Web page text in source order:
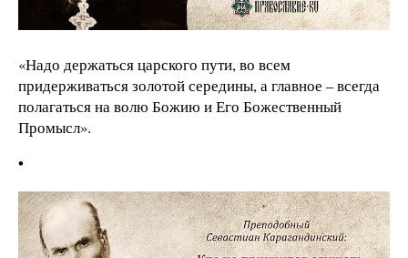
«Надо держаться царского пути, во всем
придерживаться золотой середины, а главное – всегда
полагаться на волю Божию и Его Божественный
Промысл».
•